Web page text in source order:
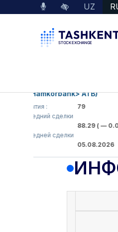
UZ
(<Hamkorbank> ATB)
сделки
88.29( — 0.0 )
сделки
05.08.2026